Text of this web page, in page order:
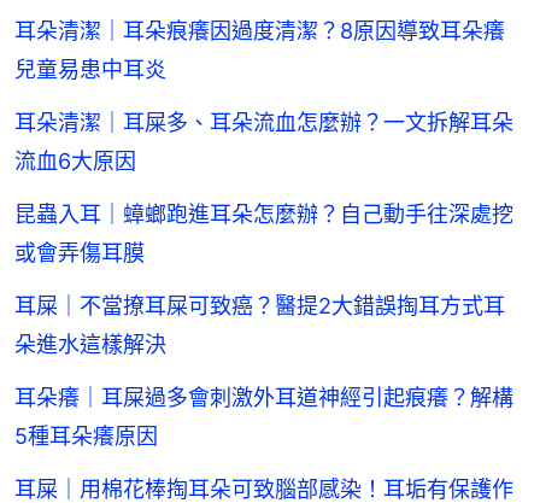
耳朵清潔｜耳朵痕癢因過度清潔？8原因導致耳朵癢
兒童易患中耳炎
耳朵清潔｜耳屎多、耳朵流血怎麼辦？一文拆解耳朵
流血6大原因
昆蟲入耳｜蟑螂跑進耳朵怎麼辦？自己動手往深處挖
或會弄傷耳膜
耳屎｜不當撩耳屎可致癌？醫提2大錯誤掏耳方式耳
朵進水這樣解決
耳朵癢｜耳屎過多會刺激外耳道神經引起痕癢？解構
5種耳朵癢原因
耳屎｜用棉花棒掏耳朵可致腦部感染！耳垢有保護作